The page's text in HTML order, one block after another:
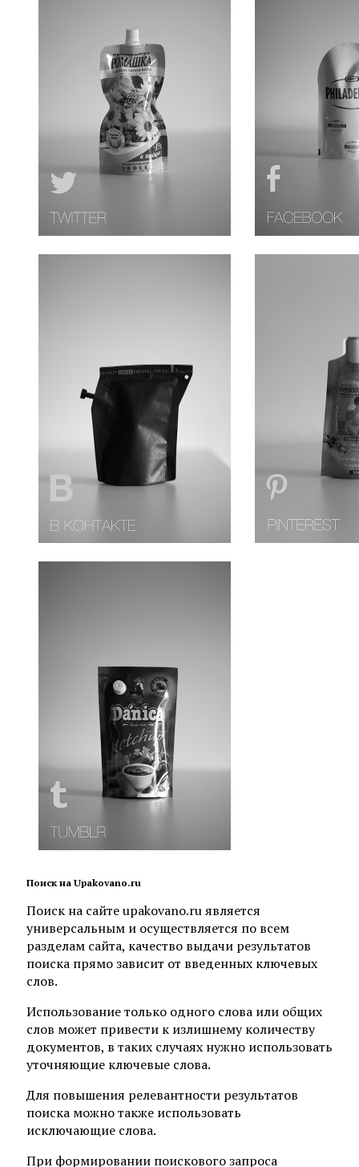
Поиск на Upakovano.ru
Поиск на сайте upakovano.ru является
универсальным и осуществляется по всем
разделам сайта, качество выдачи результатов
поиска прямо зависит от введенных ключевых
слов.
Использование только одного слова или общих
слов может привести к излишнему количеству
документов, в таких случаях нужно использовать
уточняющие ключевые слова.
Для повышения релевантности результатов
поиска можно также использовать
исключающие слова.
При формировании поискового запроса